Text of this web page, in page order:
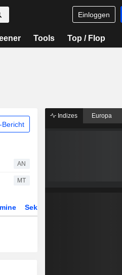
Einloggen
Tools Top / Flop
Bericht
AN
MT
Sektor
Indizes Europa